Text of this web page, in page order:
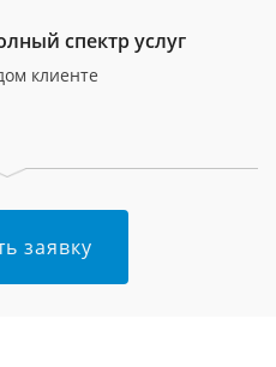
спектр услуг
клиенте
заявку